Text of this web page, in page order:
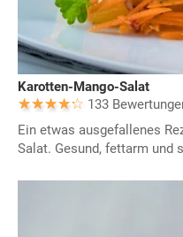
Karotten-Mango-Salat
133
Ein etwas ausgefallenes
Salat. Gesund, fettarm und